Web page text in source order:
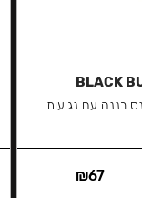
BLACK
בננה עם נגיעות
₪67